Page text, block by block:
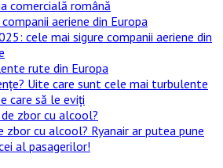
comercială română
cele mai sigure companii aeriene din
Uite care sunt cele mai turbulente
care să le eviți
zbor cu alcool? Ryanair ar putea pune
al pasagerilor!